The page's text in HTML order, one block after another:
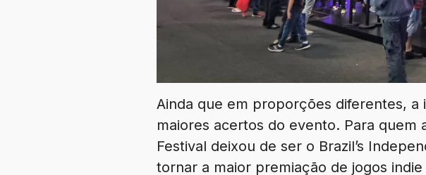
Ainda que em proporções diferentes, a
maiores acertos do evento. Para quem
Festival deixou de ser o Brazil’s
tornar a maior premiação de jogos